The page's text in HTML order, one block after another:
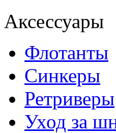
Аксессуары
Флотанты
Синкеры
Ретриверы
Уход за